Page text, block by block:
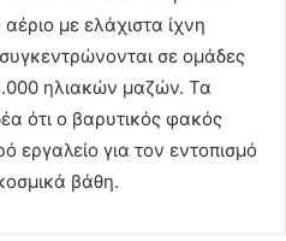
με ελάχιστα ίχνη
σε ομάδες
ηλιακών μαζών. Τα
ότι ο βαρυτικός φακός
εργαλείο για τον εντοπισμό
βάθη.